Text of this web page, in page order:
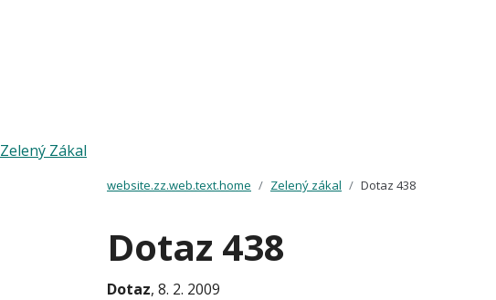
Zelený Zákal
website.zz.web.text.home Zelený zákal Dotaz 438
Dotaz 438
Dotaz, 8. 2. 2009